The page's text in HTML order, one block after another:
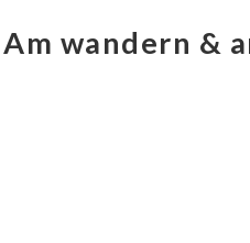
Am wandern &